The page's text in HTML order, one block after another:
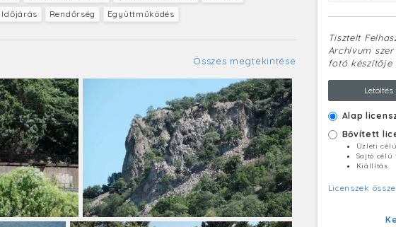
Időjárás Rendőrség Együttműködés
Összes megtekintése
Tisztelt
Archívum
fotó készítője
Letöltés
Alap
Bővített
Üzleti
Sajtó
Kiállítás
Licenszek